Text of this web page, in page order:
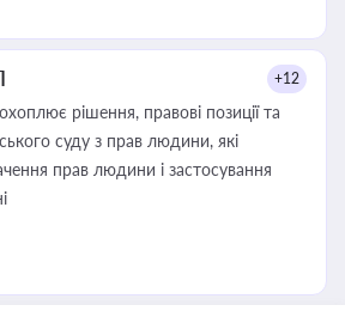
+12
рішення, правові позиції та
суду з прав людини, які
прав людини і застосування